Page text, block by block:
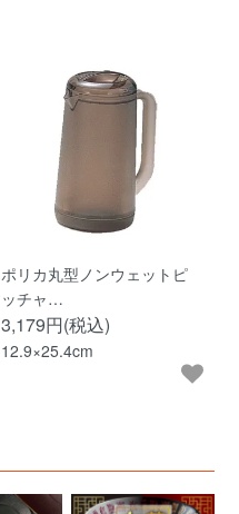
ポリカ丸型ノンウェットピ
ッチャ…
3,179円(税込)
12.9×25.4cm